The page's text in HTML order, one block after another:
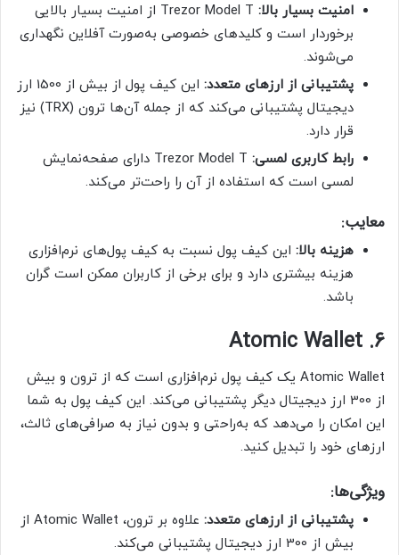
امنیت بسیار بالا:
Trezor Model T از امنیت بسیار بالایی
برخوردار است و کلیدهای خصوصی به‌صورت آفلاین نگهداری
می‌شوند.
پشتیبانی از ارزهای متعدد:
این کیف پول از بیش از 1500 ارز
دیجیتال پشتیبانی می‌کند که از جمله آن‌ها ترون (TRX) نیز
قرار دارد.
رابط کاربری لمسی:
Trezor Model T دارای صفحه‌نمایش
لمسی است که استفاده از آن را راحت‌تر می‌کند.
معایب:
هزینه بالا: این کیف پول نسبت به کیف پول‌های نرم‌افزاری
هزینه بیشتری دارد و برای برخی از کاربران ممکن است گران
باشد.
6. Atomic Wallet
Atomic Wallet یک کیف پول نرم‌افزاری است که از ترون و بیش
از 300 ارز دیجیتال دیگر پشتیبانی می‌کند. این کیف پول به شما
این امکان را می‌دهد که به‌راحتی و بدون نیاز به صرافی‌های ثالث،
ارزهای خود را تبدیل کنید.
ویژگی‌ها:
پشتیبانی از ارزهای متعدد:
علاوه بر ترون، Atomic Wallet از
بیش از 300 ارز دیجیتال پشتیبانی می‌کند.